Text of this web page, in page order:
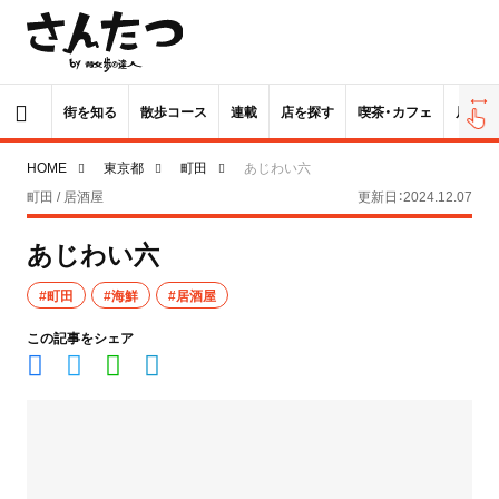
街を知る 散歩コース 連載 店を探す 喫茶・カフェ 居酒屋
HOME 東京都 町田
あじわい六
町田 / 居酒屋
更新日：2024.12.07
あじわい六
#町田 #海鮮 #居酒屋
この記事をシェア